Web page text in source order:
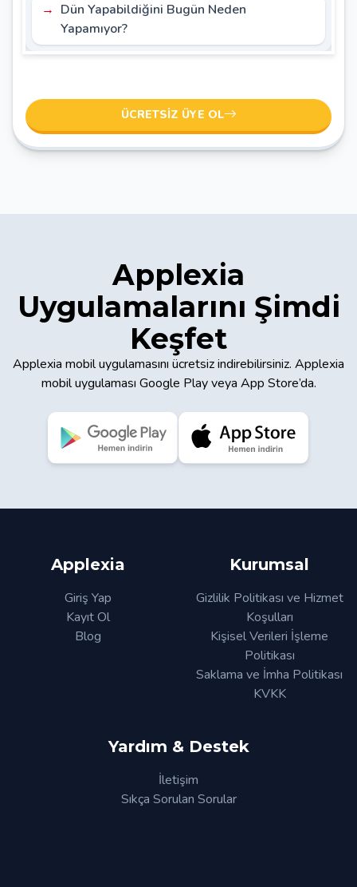
Dün Yapabildiğini Bugün Neden
Yapamıyor?
ÜCRETSIZ ÜYE OL
Applexia
Uygulamalarını Şimdi
Keşfet
Applexia mobil uygulamasını ücretsiz indirebilirsiniz. Applexia
mobil uygulaması Google Play veya App Store’da.
Applexia
Giriş Yap
Kayıt Ol
Blog
Kurumsal
Gizlilik Politikası ve Hizmet
Koşulları
Kişisel Verileri İşleme
Politikası
Saklama ve İmha Politikası
KVKK
Yardım & Destek
İletişim
Sıkça Sorulan Sorular